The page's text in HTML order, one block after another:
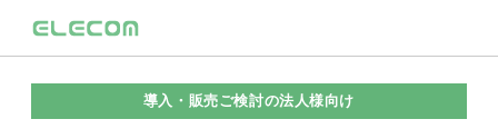
導入・販売ご検討の法人様向け